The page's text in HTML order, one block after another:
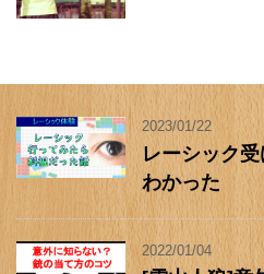
2023/01/22
レーシック
わかった
2022/01/04